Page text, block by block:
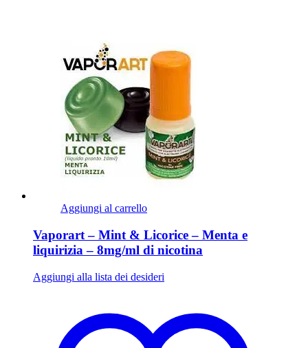
Aggiungi al carrello
Vaporart – Mint & Licorice – Menta e
liquirizia – 8mg/ml di nicotina
Aggiungi alla lista dei desideri